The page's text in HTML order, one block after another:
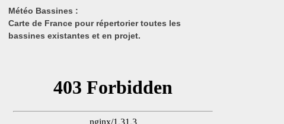
Météo Bassines :
Carte de France pour répertorier toutes les
bassines existantes et en projet.